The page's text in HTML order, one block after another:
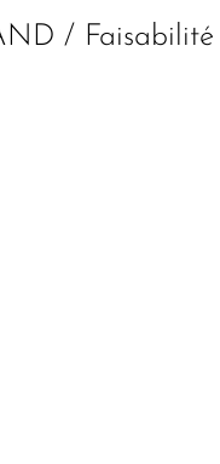
/ Faisabilité